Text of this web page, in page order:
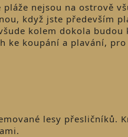
nejsou na ostrově
když jste především
kolem dokola budou
ke koupání a plavání, pro
lesy přesličníků.